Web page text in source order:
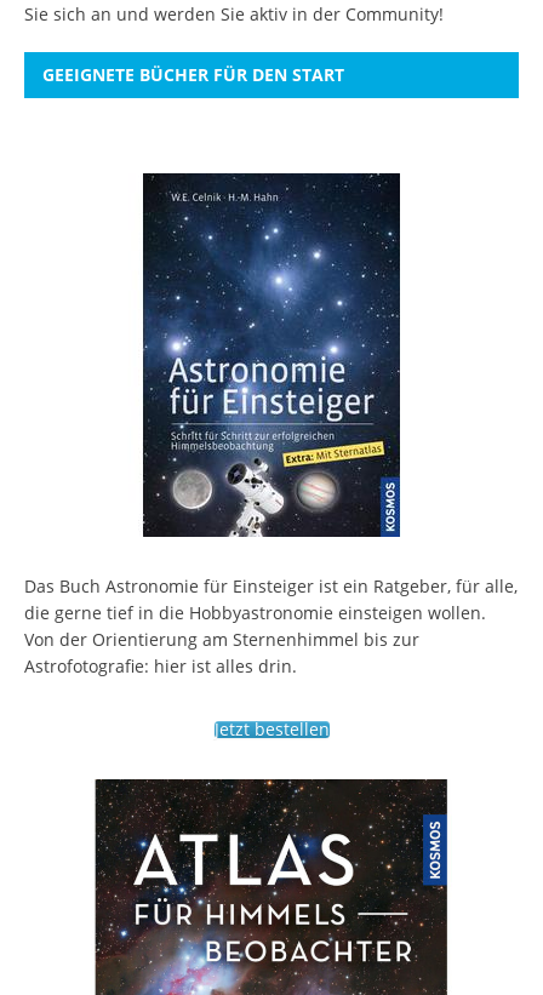
Sie sich an und werden Sie aktiv in der Community!
GEEIGNETE BÜCHER FÜR DEN START
Das Buch Astronomie für Einsteiger ist ein Ratgeber, für alle,
die gerne tief in die Hobbyastronomie einsteigen wollen.
Von der Orientierung am Sternenhimmel bis zur
Astrofotografie: hier ist alles drin.
Jetzt bestellen